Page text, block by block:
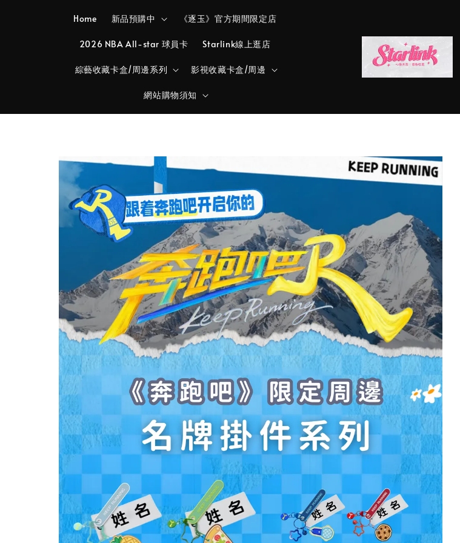
Home 新品預購中 《逐玉》官方期間限定店
2026 NBA All-star 球員卡 Starlink線上逛店
綜藝收藏卡盒/周邊系列 影視收藏卡盒/周邊
網站購物須知